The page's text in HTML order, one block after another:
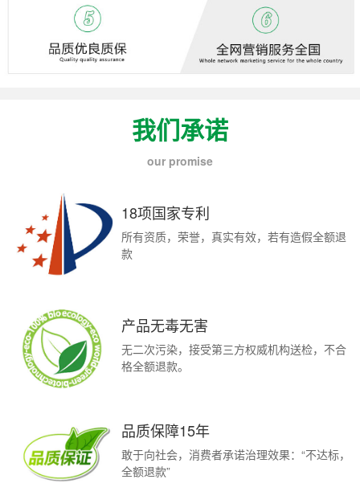
我们承诺
our promise
18项国家专利
所有资质，荣誉，真实有效，若有造假全额退
款
产品无毒无害
无二次污染，接受第三方权威机构送检，不合
格全额退款。
品质保障15年
敢于向社会，消费者承诺治理效果：“不达标，
全额退款”